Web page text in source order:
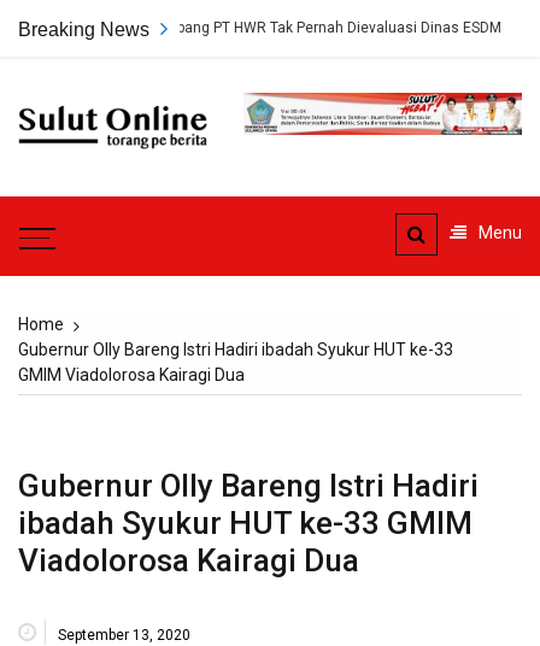
Breaking News
Tambang PT HWR Tak Pernah Dievaluasi Dinas ESDM
Sulut
Menu
Home
Gubernur Olly Bareng Istri Hadiri ibadah Syukur HUT ke-33
GMIM Viadolorosa Kairagi Dua
Gubernur Olly Bareng Istri Hadiri
ibadah Syukur HUT ke-33 GMIM
Viadolorosa Kairagi Dua
September 13, 2020